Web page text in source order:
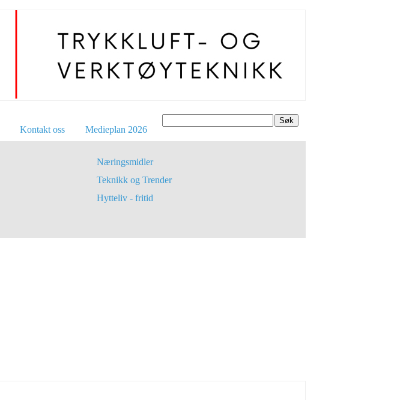
Søk
Kontakt oss Medieplan 2026
Næringsmidler
Teknikk og Trender
Hytteliv - fritid